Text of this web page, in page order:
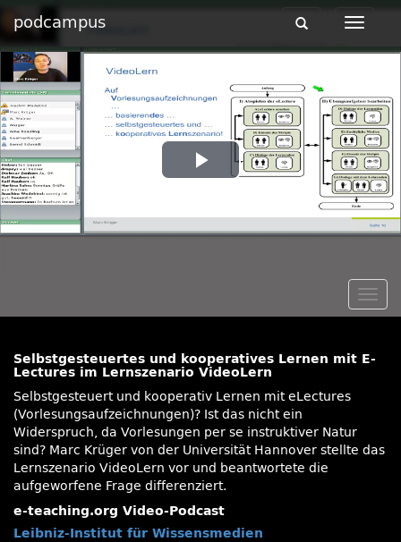
podcampus
Toggle
Toggle
Play
Video
Selbstgesteuertes und kooperatives Lernen mit E-
Lectures im Lernszenario VideoLern
Selbstgesteuert und kooperativ Lernen mit eLectures
(Vorlesungsaufzeichnungen)? Ist das nicht ein
Widerspruch, da Vorlesungen per se instruktiver Natur
sind? Marc Krüger von der Universität Hannover stellte das
Lernszenario VideoLern vor und beantwortete die
aufgeworfene Frage differenziert.
e-teaching.org Video-Podcast
Leibniz-Institut für Wissensmedien